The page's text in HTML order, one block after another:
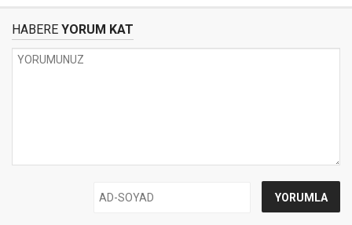
HABERE YORUM KAT